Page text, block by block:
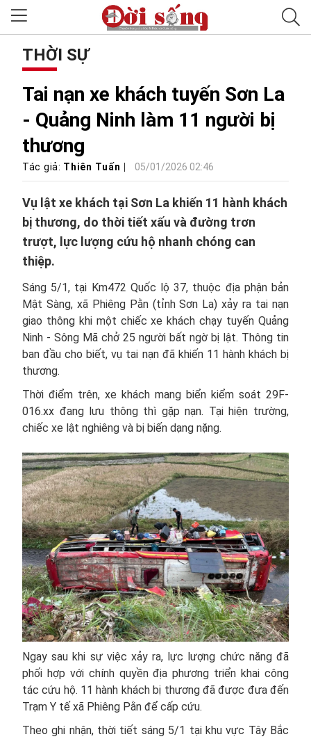
THỜI SỰ
Tai nạn xe khách tuyến Sơn La
- Quảng Ninh làm 11 người bị
thương
Tác giả: Thiên Tuấn 05/01/2026 02:46
Vụ lật xe khách tại Sơn La khiến 11 hành khách
bị thương, do thời tiết xấu và đường trơn
trượt, lực lượng cứu hộ nhanh chóng can
thiệp.
Sáng 5/1, tại Km472 Quốc lộ 37, thuộc địa phận bản
Mật Sàng, xã Phiêng Pằn (tỉnh Sơn La) xảy ra tai nạn
giao thông khi một chiếc xe khách chạy tuyến Quảng
Ninh - Sông Mã chở 25 người bất ngờ bị lật. Thông tin
ban đầu cho biết, vụ tai nạn đã khiến 11 hành khách bị
thương.
Thời điểm trên, xe khách mang biển kiểm soát 29F-
016.xx đang lưu thông thì gặp nạn. Tại hiện trường,
chiếc xe lật nghiêng và bị biến dạng nặng.
Ngay sau khi sự việc xảy ra, lực lượng chức năng đã
phối hợp với chính quyền địa phương triển khai công
tác cứu hộ. 11 hành khách bị thương đã được đưa đến
Trạm Y tế xã Phiêng Pằn để cấp cứu.
Theo ghi nhận, thời tiết sáng 5/1 tại khu vực Tây Bắc